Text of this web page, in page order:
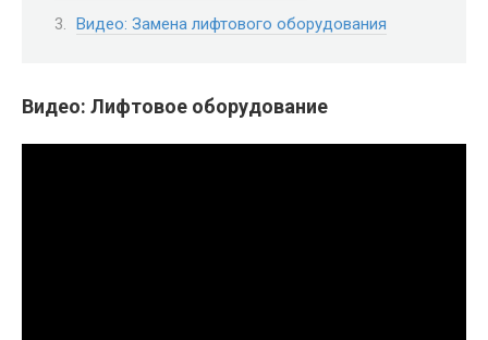
Видео: Замена лифтового оборудования
Видео: Лифтовое оборудование